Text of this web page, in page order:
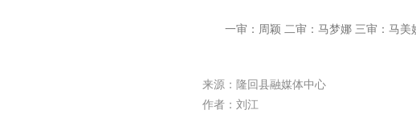
一审：周颖 二审：马梦娜 三审：马美
来源：隆回县融媒体中心
作者：刘江